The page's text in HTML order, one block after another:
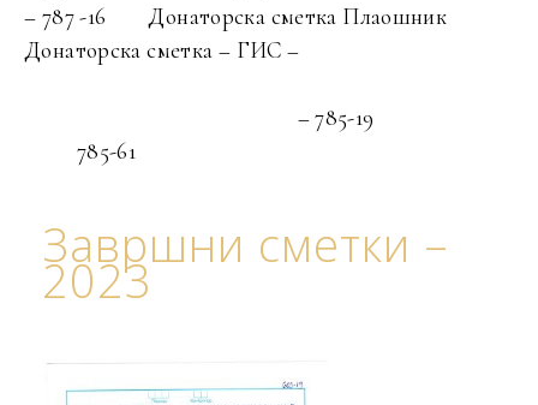
– 787 -16 Донаторска сметка Плаошник
Донаторска сметка – ГИС –
– 785-19
785-61
Завршни сметки –
2023